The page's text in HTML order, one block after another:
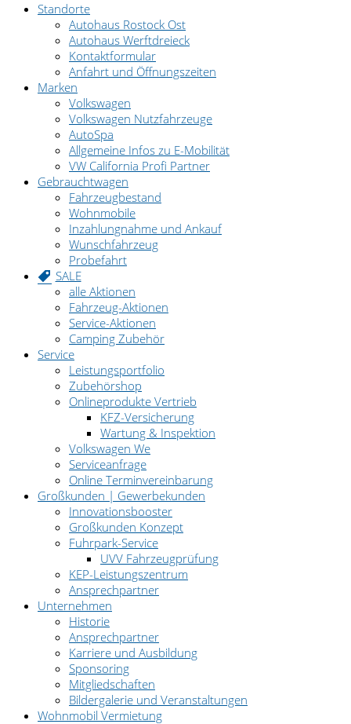
Standorte
Autohaus Rostock Ost
Autohaus Werftdreieck
Kontaktformular
Anfahrt und Öffnungszeiten
Marken
Volkswagen
Volkswagen Nutzfahrzeuge
AutoSpa
Allgemeine Infos zu E-Mobilität
VW California Profi Partner
Gebrauchtwagen
Fahrzeugbestand
Wohnmobile
Inzahlungnahme und Ankauf
Wunschfahrzeug
Probefahrt
SALE
alle Aktionen
Fahrzeug-Aktionen
Service-Aktionen
Camping Zubehör
Service
Leistungsportfolio
Zubehörshop
Onlineprodukte Vertrieb
KFZ-Versicherung
Wartung & Inspektion
Volkswagen We
Serviceanfrage
Online Terminvereinbarung
Großkunden | Gewerbekunden
Innovationsbooster
Großkunden Konzept
Fuhrpark-Service
UVV Fahrzeugprüfung
KEP-Leistungszentrum
Ansprechpartner
Unternehmen
Historie
Ansprechpartner
Karriere und Ausbildung
Sponsoring
Mitgliedschaften
Bildergalerie und Veranstaltungen
Wohnmobil Vermietung